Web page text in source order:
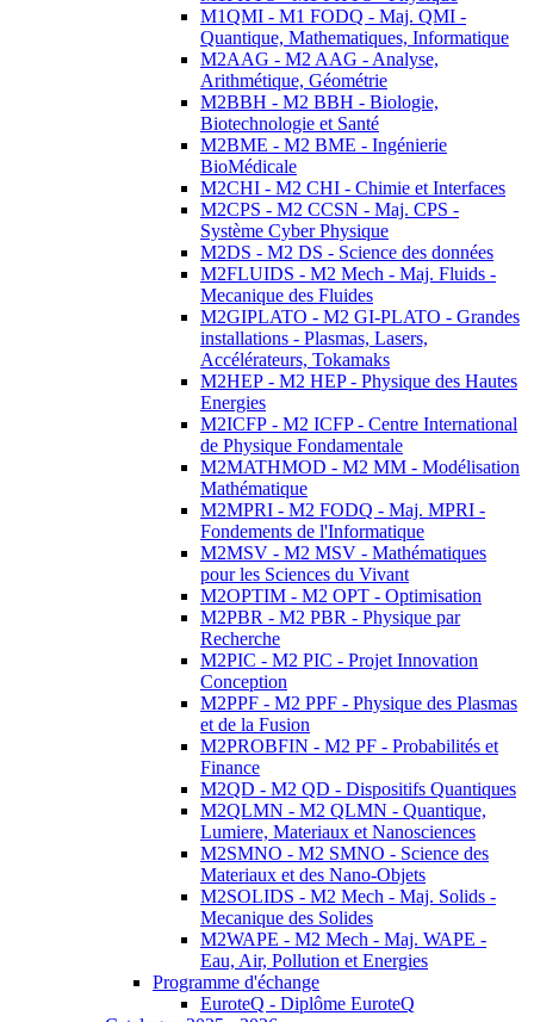
M1QMI - M1 FODQ - Maj. QMI -
Quantique, Mathematiques, Informatique
M2AAG - M2 AAG - Analyse,
Arithmétique, Géométrie
M2BBH - M2 BBH - Biologie,
Biotechnologie et Santé
M2BME - M2 BME - Ingénierie
BioMédicale
M2CHI - M2 CHI - Chimie et Interfaces
M2CPS - M2 CCSN - Maj. CPS -
Système Cyber Physique
M2DS - M2 DS - Science des données
M2FLUIDS - M2 Mech - Maj. Fluids -
Mecanique des Fluides
M2GIPLATO - M2 GI-PLATO - Grandes
installations - Plasmas, Lasers,
Accélérateurs, Tokamaks
M2HEP - M2 HEP - Physique des Hautes
Energies
M2ICFP - M2 ICFP - Centre International
de Physique Fondamentale
M2MATHMOD - M2 MM - Modélisation
Mathématique
M2MPRI - M2 FODQ - Maj. MPRI -
Fondements de l'Informatique
M2MSV - M2 MSV - Mathématiques
pour les Sciences du Vivant
M2OPTIM - M2 OPT - Optimisation
M2PBR - M2 PBR - Physique par
Recherche
M2PIC - M2 PIC - Projet Innovation
Conception
M2PPF - M2 PPF - Physique des Plasmas
et de la Fusion
M2PROBFIN - M2 PF - Probabilités et
Finance
M2QD - M2 QD - Dispositifs Quantiques
M2QLMN - M2 QLMN - Quantique,
Lumiere, Materiaux et Nanosciences
M2SMNO - M2 SMNO - Science des
Materiaux et des Nano-Objets
M2SOLIDS - M2 Mech - Maj. Solids -
Mecanique des Solides
M2WAPE - M2 Mech - Maj. WAPE -
Eau, Air, Pollution et Energies
Programme d'échange
EuroteQ - Diplôme EuroteQ